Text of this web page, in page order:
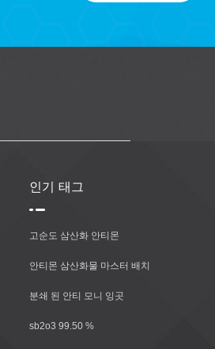
인기 태그
고순도 삼산화 안티몬
안티몬 삼산화물 마스터 배치
분쇄 된 안티 모니 잉곳
sb2o3 99.50 %